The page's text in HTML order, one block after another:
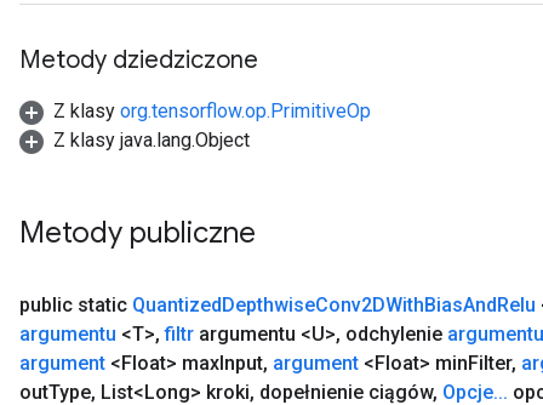
Metody dziedziczone
Z klasy org.tensorflow.op.PrimitiveOp
Z klasy java.lang.Object
Metody publiczne
public static QuantizedDepthwiseConv2DWithBiasAndRelu
argumentu <T>, filtr argumentu <U>, odchylenie argumentu
argument <Float> maxInput, argument <Float> minFilter,
outType, List<Long> kroki, dopełnienie ciągów, Opcje...